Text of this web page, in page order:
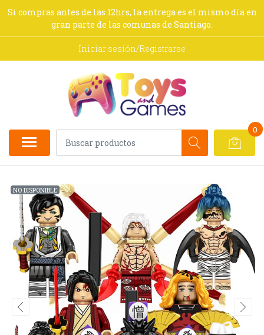
Si compras antes de las 12hrs, la entrega es el mismo día en
gran parte de las comunas de Santiago.
Iniciar sesión/Registrarse
0
NO DISPONIBLE